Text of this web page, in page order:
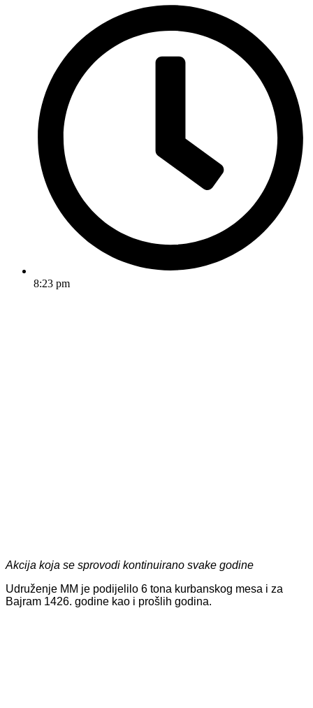
8:23 pm
Akcija koja se sprovodi kontinuirano svake godine
Udruženje MM je podijelilo 6 tona kurbanskog mesa i za
Bajram 1426. godine kao i prošlih godina.